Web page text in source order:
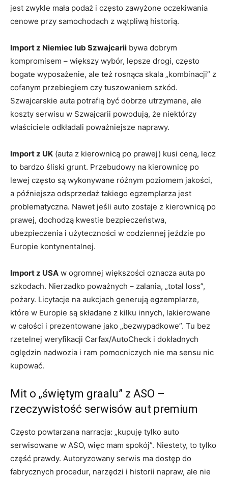
jest zwykle mała podaż i często zawyżone oczekiwania
cenowe przy samochodach z wątpliwą historią.
Import z Niemiec lub Szwajcarii bywa dobrym
kompromisem – większy wybór, lepsze drogi, często
bogate wyposażenie, ale też rosnąca skala „kombinacji” z
cofanym przebiegiem czy tuszowaniem szkód.
Szwajcarskie auta potrafią być dobrze utrzymane, ale
koszty serwisu w Szwajcarii powodują, że niektórzy
właściciele odkładali poważniejsze naprawy.
Import z UK (auta z kierownicą po prawej) kusi ceną, lecz
to bardzo śliski grunt. Przebudowy na kierownicę po
lewej często są wykonywane różnym poziomem jakości,
a późniejsza odsprzedaż takiego egzemplarza jest
problematyczna. Nawet jeśli auto zostaje z kierownicą po
prawej, dochodzą kwestie bezpieczeństwa,
ubezpieczenia i użyteczności w codziennej jeździe po
Europie kontynentalnej.
Import z USA w ogromnej większości oznacza auta po
szkodach. Nierzadko poważnych – zalania, „total loss”,
pożary. Licytacje na aukcjach generują egzemplarze,
które w Europie są składane z kilku innych, lakierowane
w całości i prezentowane jako „bezwypadkowe”. Tu bez
rzetelnej weryfikacji Carfax/AutoCheck i dokładnych
oględzin nadwozia i ram pomocniczych nie ma sensu nic
kupować.
Mit o „świętym graalu” z ASO –
rzeczywistość serwisów aut premium
Często powtarzana narracja: „kupuję tylko auto
serwisowane w ASO, więc mam spokój”. Niestety, to tylko
część prawdy. Autoryzowany serwis ma dostęp do
fabrycznych procedur, narzędzi i historii napraw, ale nie